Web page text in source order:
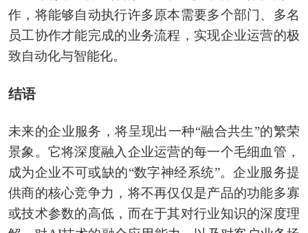
作，将能够自动执行许多原本需要多个部门、多名
员工协作才能完成的业务流程，实现企业运营的极
致自动化与智能化。
结语
未来的企业服务，将呈现出一种“融合共生”的繁荣
景象。它将深度融入企业运营的每一个毛细血管，
成为企业不可或缺的“数字神经系统”。企业服务提
供商的核心竞争力，将不再仅仅是产品的功能多寡
或技术参数的高低，而在于其对行业知识的深度理